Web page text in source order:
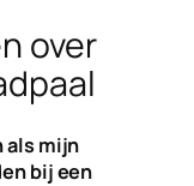
over
als mijn
bij een